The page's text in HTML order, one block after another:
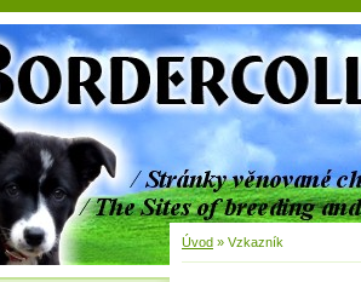
Úvod » Vzkazník